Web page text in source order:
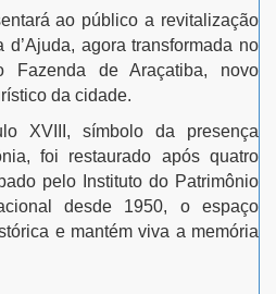
ao público a revitalização
agora transformada no
Fazenda de Araçatiba, novo
da cidade.
XVIII, símbolo da presença
foi restaurado após quatro
pelo Instituto do Patrimônio
desde 1950, o espaço
e mantém viva a memória